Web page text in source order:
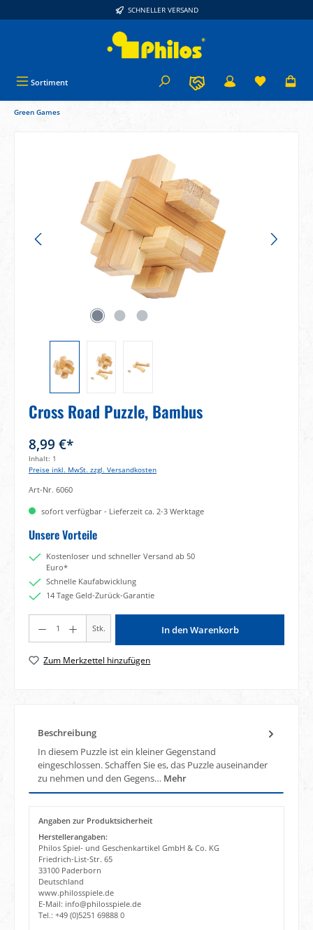
SCHNELLER VERSAND
Sortiment
Green Games
Cross Road Puzzle, Bambus
8,99 €*
Inhalt: 1
Preise inkl. MwSt. zzgl. Versandkosten
Art-Nr. 6060
sofort verfügbar - Lieferzeit ca. 2-3 Werktage
Unsere Vorteile
Kostenloser und schneller Versand ab 50
Euro*
Schnelle Kaufabwicklung
14 Tage Geld-Zurück-Garantie
Produkt Anzahl: Gib den gewünschten Wert ein oder benutze die Schaltflächen um
Stk. In den Warenkorb
Zum Merkzettel hinzufügen
Beschreibung
In diesem Puzzle ist ein kleiner Gegenstand
eingeschlossen. Schaffen Sie es, das Puzzle auseinander
zu nehmen und den Gegens… Mehr
Angaben zur Produktsicherheit
Herstellerangaben:
Philos Spiel- und Geschenkartikel GmbH & Co. KG
Friedrich-List-Str. 65
33100 Paderborn
Deutschland
www.philosspiele.de
E-Mail: info@philosspiele.de
Tel.: +49 (0)5251 69888 0